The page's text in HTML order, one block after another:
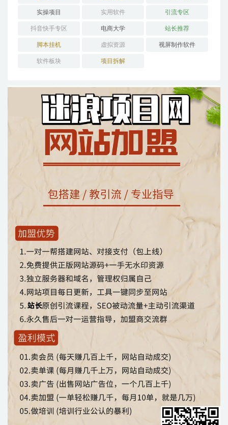
实操项目 实用软件 引流专区
抖音快手专区 电商大学 站长推荐
脚本挂机 虚拟资源 视屏制作软件
软件板块 项目拆解